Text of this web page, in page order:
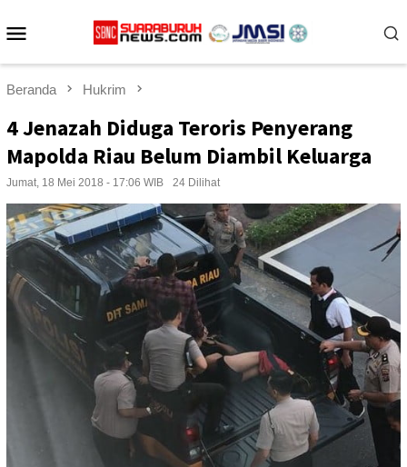
ke
Beranda Hukrim
4 Jenazah Diduga Teroris Penyerang
Mapolda Riau Belum Diambil Keluarga
Jumat, 18 Mei 2018 - 17:06 WIB 24 Dilihat